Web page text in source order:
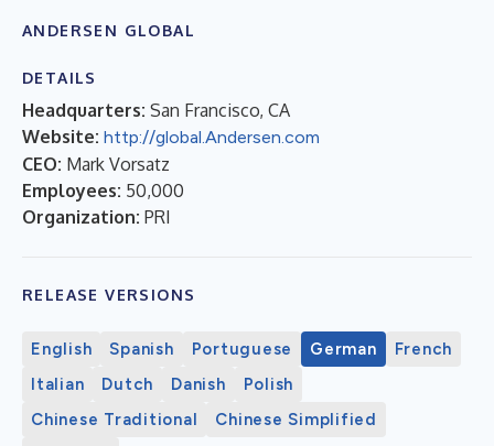
ANDERSEN GLOBAL
DETAILS
Headquarters: San Francisco, CA
Website: http://global.Andersen.com
CEO: Mark Vorsatz
Employees: 50,000
Organization: PRI
RELEASE VERSIONS
English Spanish Portuguese German
French
Italian
Dutch Danish
Polish
Chinese Traditional
Chinese Simplified